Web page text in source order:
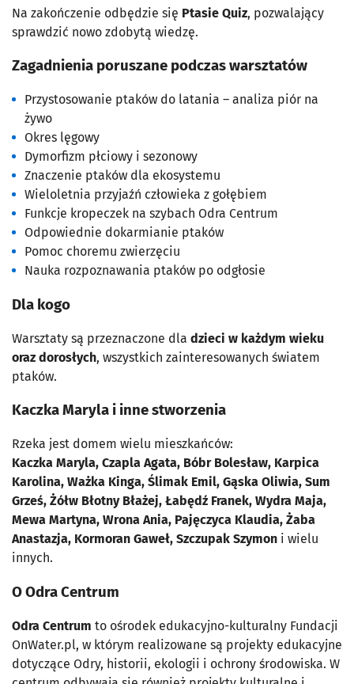
Na zakończenie odbędzie się Ptasie Quiz, pozwalający
sprawdzić nowo zdobytą wiedzę.
Zagadnienia poruszane podczas warsztatów
Przystosowanie ptaków do latania – analiza piór na
żywo
Okres lęgowy
Dymorfizm płciowy i sezonowy
Znaczenie ptaków dla ekosystemu
Wieloletnia przyjaźń człowieka z gołębiem
Funkcje kropeczek na szybach Odra Centrum
Odpowiednie dokarmianie ptaków
Pomoc choremu zwierzęciu
Nauka rozpoznawania ptaków po odgłosie
Dla kogo
Warsztaty są przeznaczone dla dzieci w każdym wieku
oraz dorosłych, wszystkich zainteresowanych światem
ptaków.
Kaczka Maryla i inne stworzenia
Rzeka jest domem wielu mieszkańców:
Kaczka Maryla, Czapla Agata, Bóbr Bolesław, Karpica
Karolina, Ważka Kinga, Ślimak Emil, Gąska Oliwia, Sum
Grześ, Żółw Błotny Błażej, Łabędź Franek, Wydra Maja,
Mewa Martyna, Wrona Ania, Pajęczyca Klaudia, Żaba
Anastazja, Kormoran Gaweł, Szczupak Szymon i wielu
innych.
O Odra Centrum
Odra Centrum to ośrodek edukacyjno-kulturalny Fundacji
OnWater.pl, w którym realizowane są projekty edukacyjne
dotyczące Odry, historii, ekologii i ochrony środowiska. W